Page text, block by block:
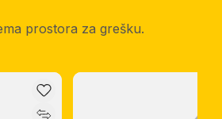
prostora za grešku.